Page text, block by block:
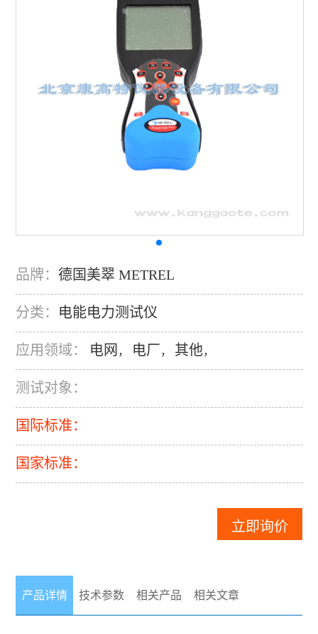
品牌：德国美翠 METREL
分类： 电能电力测试仪
应用领域： 电网 ， 电厂， 其他，
测试对象：
国际标准：
国家标准：
立即询价
产品详情 技术参数 相关产品 相关文章